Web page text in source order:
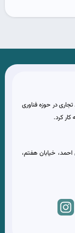
در حوزه فناوری
احمد، خیابان هفتم،